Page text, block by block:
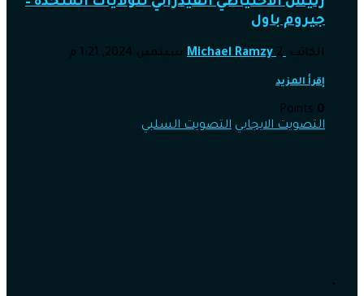
جيروم باول
الكاتب Michael Ramzy 2 سبتمبر، 2024, 1:21 م
إقرأ المزيد
0
التصويت الايجابي التصويت السلبي